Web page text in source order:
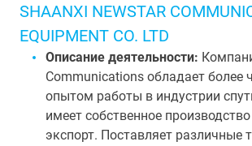
SHAANXI NEWSTAR
EQUIPMENT CO. LTD
Описание деятельности:
Communications обладает более
опытом работы в индустрии
имеет собственное
экспорт. Поставляет различные